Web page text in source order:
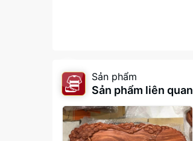
Sản phẩm
Sản phẩm liên quan